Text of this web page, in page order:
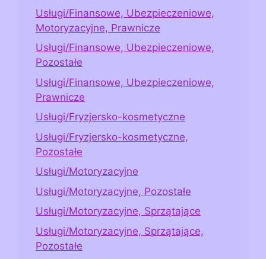
Usługi/Finansowe, Ubezpieczeniowe,
Motoryzacyjne, Prawnicze
Usługi/Finansowe, Ubezpieczeniowe,
Pozostałe
Usługi/Finansowe, Ubezpieczeniowe,
Prawnicze
Usługi/Fryzjersko-kosmetyczne
Usługi/Fryzjersko-kosmetyczne,
Pozostałe
Usługi/Motoryzacyjne
Usługi/Motoryzacyjne, Pozostałe
Usługi/Motoryzacyjne, Sprzątające
Usługi/Motoryzacyjne, Sprzątające,
Pozostałe